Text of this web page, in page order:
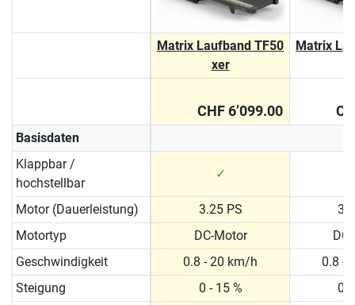
Matrix Laufband TF50
xer
Matrix
CHF 6’099.00
Basisdaten
Klappbar /
hochstellbar
✓
Motor (Dauerleistung) 3.25 PS
Motortyp
DC-Motor
Geschwindigkeit
0.8 - 20 km/h
0.8 -
Steigung
0 - 15 %
0 -